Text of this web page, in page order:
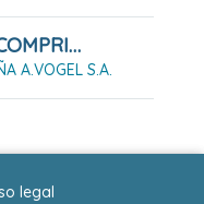
SALVIAMED COMPRIMIDOS, 30 COMPRIMIDOS
A.VOGEL S.A.
legal